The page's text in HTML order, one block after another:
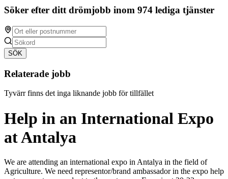
Söker efter ditt drömjobb inom 974 lediga tjänster
SÖK
Relaterade jobb
Tyvärr finns det inga liknande jobb för tillfället
Help in an International Expo
at Antalya
We are attending an international expo in Antalya in the field of
Agriculture. We need representor/brand ambassador in the expo help